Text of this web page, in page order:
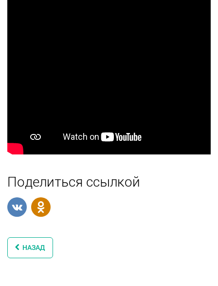
Поделиться ссылкой
НАЗАД